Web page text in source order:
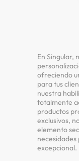
En Singular,
ofreciendo
para tus
nuestra
totalmente
productos
exclusivos,
elemento
excepcional.